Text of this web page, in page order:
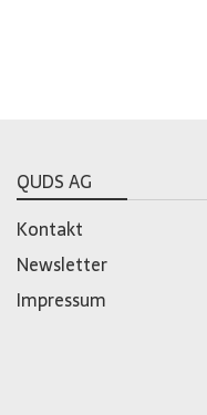
QUDS AG
Kontakt
Newsletter
Impressum